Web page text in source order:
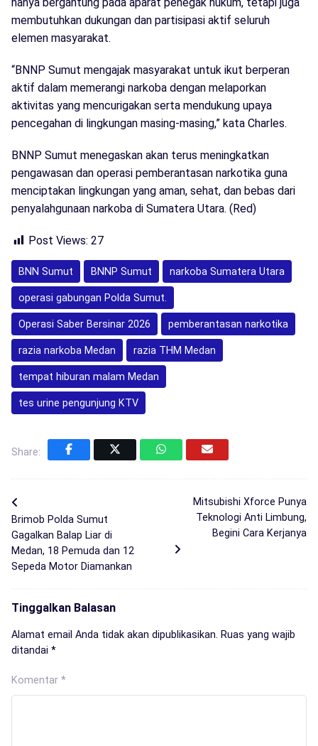
membutuhkan dukungan dan partisipasi aktif seluruh
elemen masyarakat.
“BNNP Sumut mengajak masyarakat untuk ikut berperan
aktif dalam memerangi narkoba dengan melaporkan
aktivitas yang mencurigakan serta mendukung upaya
pencegahan di lingkungan masing-masing,” kata Charles.
BNNP Sumut menegaskan akan terus meningkatkan
pengawasan dan operasi pemberantasan narkotika guna
menciptakan lingkungan yang aman, sehat, dan bebas dari
penyalahgunaan narkoba di Sumatera Utara. (Red)
Post Views: 27
BNN Sumut BNNP Sumut narkoba Sumatera Utara
operasi gabungan Polda Sumut.
Operasi Saber Bersinar 2026 pemberantasan narkotika
razia narkoba Medan razia THM Medan
tempat hiburan malam Medan
tes urine pengunjung KTV
Share:
Brimob Polda Sumut
Gagalkan Balap Liar di
Medan, 18 Pemuda dan 12
Sepeda Motor Diamankan
Mitsubishi Xforce Punya
Teknologi Anti Limbung,
Begini Cara Kerjanya
Tinggalkan Balasan
Alamat email Anda tidak akan dipublikasikan.
Ruas yang wajib
ditandai *
Komentar *